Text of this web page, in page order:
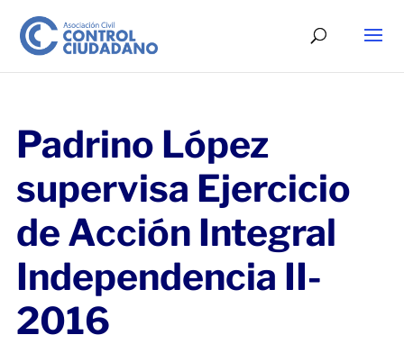
Padrino López
supervisa Ejercicio
de Acción Integral
Independencia II-
2016